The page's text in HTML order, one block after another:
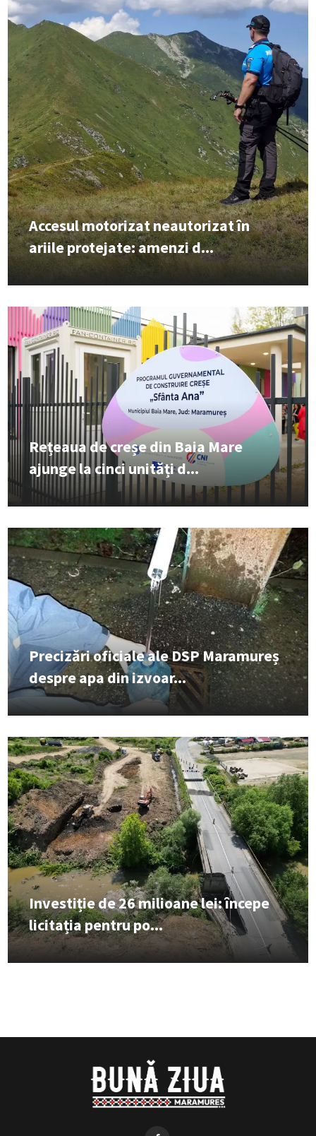
Accesul motorizat neautorizat în
ariile protejate: amenzi d...
Rețeaua de creșe din Baia Mare
ajunge la cinci unități d...
Precizări oficiale ale DSP Maramureș
despre apa din izvoar...
Investiție de 26 milioane lei: începe
licitația pentru po...